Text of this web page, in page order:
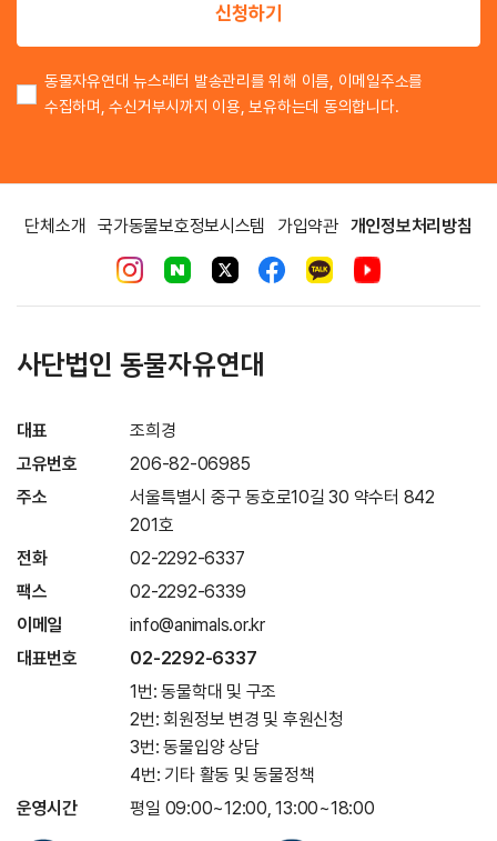
신청하기
동물자유연대 뉴스레터 발송관리를 위해 이름, 이메일주소를
수집하며, 수신거부시까지 이용, 보유하는데 동의합니다.
단체소개 국가동물보호정보시스템 가입약관 개인정보처리방침
사단법인 동물자유연대
대표
조희경
고유번호
206-82-06985
주소
서울특별시 중구 동호로10길 30 약수터 842
201호
전화
02-2292-6337
팩스
02-2292-6339
이메일
info@animals.or.kr
대표번호
02-2292-6337
1번: 동물학대 및 구조
2번: 회원정보 변경 및 후원신청
3번: 동물입양 상담
4번: 기타 활동 및 동물정책
운영시간
평일 09:00~12:00, 13:00~18:00